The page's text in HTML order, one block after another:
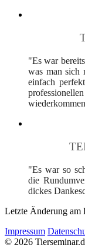
"Es war
was man sich
einfach
"Es war so
die
dickes
Letzte Änderung am
Impressum
© 2026